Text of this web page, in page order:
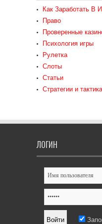
Как Заработать В
Право
Проверенные
Психология игры
Рулетка
Слоты
Статьи
Стратегии и
ЛОГИН